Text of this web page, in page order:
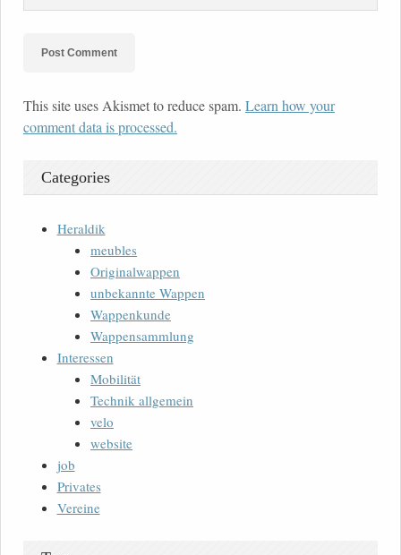
This site uses Akismet to reduce spam. Learn how your
comment data is processed.
Categories
Heraldik
meubles
Originalwappen
unbekannte Wappen
Wappenkunde
Wappensammlung
Interessen
Mobilität
Technik allgemein
velo
website
job
Privates
Vereine